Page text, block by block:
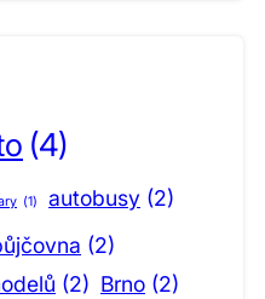
(4)
(1) autobusy (2)
(2)
(2) Brno (2)